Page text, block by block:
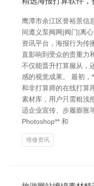
鹰潭市余江区誉裕景信
间遵义泵阀网|阀门|离
资讯平台，海报行为传
直影响到受众的贵重力
不仅能晋升打算服从，
感的视觉成果。 最初
和非打算师的在线打算
素材库，用户只需粗浅
适企业宣传、步履膨胀
Photoshop** 和
维修资讯